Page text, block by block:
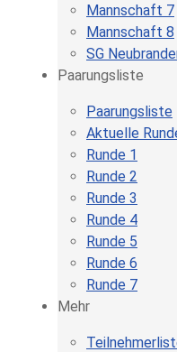
Mannschaft 7
Mannschaft 8
SG
Paarungsliste
Paarungsliste
Aktuelle
Runde 1
Runde 2
Runde 3
Runde 4
Runde 5
Runde 6
Runde 7
Mehr